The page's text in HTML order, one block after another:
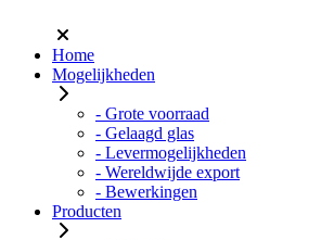
Home
Mogelijkheden
- Grote voorraad
- Gelaagd glas
- Levermogelijkheden
- Wereldwijde export
- Bewerkingen
Producten